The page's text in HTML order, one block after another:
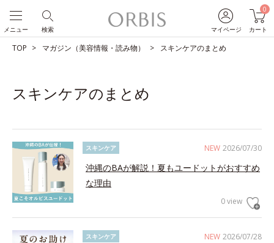
マイページ
0
カート
検索
メニュー
TOP マガジン（美容情報・読み物） スキンケアのまとめ
スキンケアのまとめ
NEW 2026/07/30
スキンケア
沖縄のBAが解説！夏もユードットがおすすめ
な理由
0 view
NEW 2026/07/28
スキンケア